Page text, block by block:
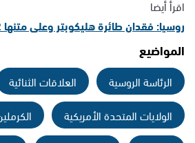
اقرأ أيضا
روسيا: فقدان طائرة هليكوبتر وعلى متنها 22 شخصا
المواضيع
الرئاسة الروسية
العلاقات الثنائية
الولايات المتحدة الأمريكية